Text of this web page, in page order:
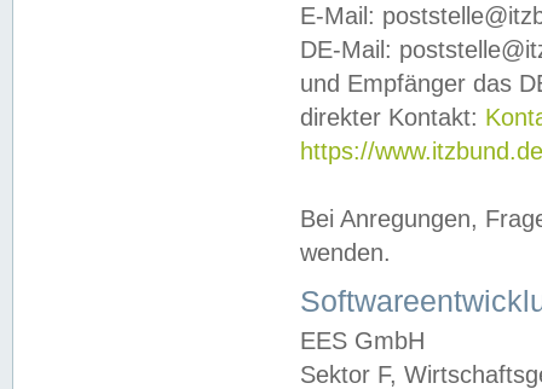
E-Mail:
DE-Mail:
und Empfänger das
direkter Kontakt:
https://
Bei Anregungen,
wenden.
EES GmbH
Sektor F,